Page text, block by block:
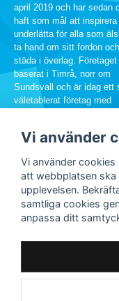
april 2019 och har sedan
haft som mål att inspirera
underlätta för alla som
ta hand om sitt fordon
städa i överlag. Företaget
baserat i Timrå, norr om
Sundsvall och är idag ett
väletablerat företag med
info@rw.se
SOCIALA
TikTok
Vi använder
Vi använder
att webbplatsen ska
upplevelsen.
samtliga cookies
anpassa ditt